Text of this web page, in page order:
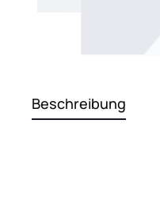
Beschreibung